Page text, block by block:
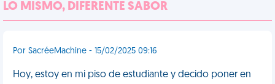
LO MISMO, DIFERENTE SABOR
Por SacréeMachine - 15/02/2025 09:16
Hoy, estoy en mi piso de estudiante y decido poner en